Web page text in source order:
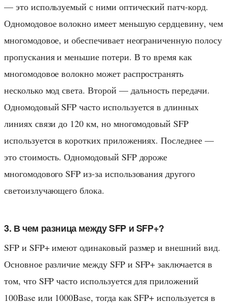
— это используемый с ними оптический патч-корд.
Одномодовое волокно имеет меньшую сердцевину, чем
многомодовое, и обеспечивает неограниченную полосу
пропускания и меньшие потери. В то время как
многомодовое волокно может распространять
несколько мод света. Второй — дальность передачи.
Одномодовый SFP часто используется в длинных
линиях связи до 120 км, но многомодовый SFP
используется в коротких приложениях. Последнее —
это стоимость. Одномодовый SFP дороже
многомодового SFP из-за использования другого
светоизлучающего блока.
3. В чем разница между SFP и SFP+?
SFP и SFP+ имеют одинаковый размер и внешний вид.
Основное различие между SFP и SFP+ заключается в
том, что SFP часто используется для приложений
100Base или 1000Base, тогда как SFP+ используется в